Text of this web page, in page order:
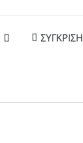
ΣΥΓΚΡΙΣΗ